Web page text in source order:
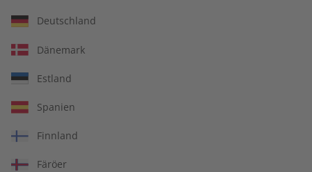
Alles inklusive: eMagazine, digitales
Übungsheft und Audiotrainer
14 Ausgaben pro Jahr
Bequem lesen auf jedem Gerät
Jederzeit monatlich kündbar
Deutschland
Dänemark
Estland
Spanien
Finnland
Färöer